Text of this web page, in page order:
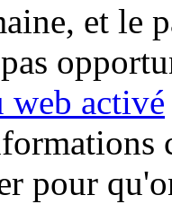
et le
web activé
pour